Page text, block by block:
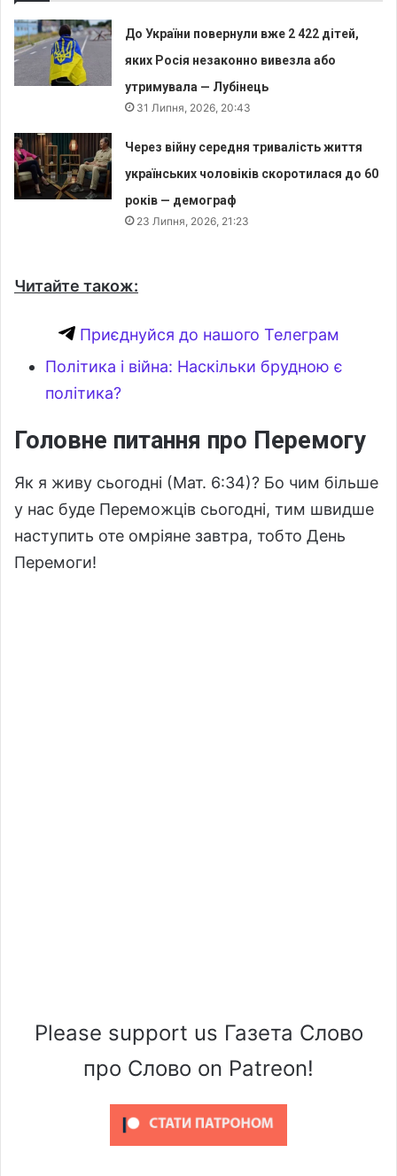
До України повернули вже 2 422 дітей,
яких Росія незаконно вивезла або
утримувала — Лубінець
31 Липня, 2026, 20:43
Через війну середня тривалість життя
українських чоловіків скоротилася до 60
років — демограф
23 Липня, 2026, 21:23
Читайте також:
Приєднуйся до нашого Телеграм
Політика і війна: Наскільки брудною є
політика?
Головне питання про Перемогу
Як я живу сьогодні (Мат. 6:34)? Бо чим більше
у нас буде Переможців сьогодні, тим швидше
наступить оте омріяне завтра, тобто День
Перемоги!
Please support us Газета Слово
про Слово on Patreon!